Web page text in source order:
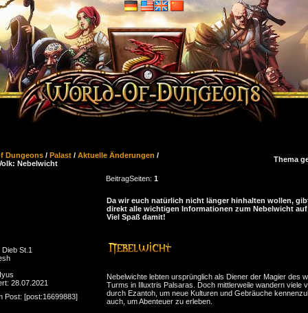
Dungeons / Palast / Aktuelle Änderungen /
Nebelwicht
Thema
BeitragSeiten: 1
St.1
28.07.2021
Post: [post:16699883]
Da wir euch natürlich nicht länger hinhalten wollen,
direkt alle wichtigen Informationen zum Nebelwicht
Viel Spaß damit!
Nebelwichte lebten ursprünglich als Diener der Magier des
Turms in Illuxtris Palsaras. Doch mittlerweile wandern viele
durch Ezantoh, um neue Kulturen und Gebräuche
auch, um Abenteuer zu erleben.